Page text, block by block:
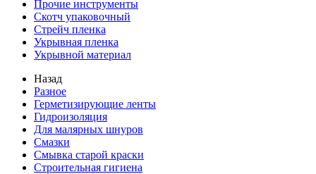
Прочие инструменты
Скотч упаковочный
Стрейч пленка
Укрывная пленка
Укрывной материал
Назад
Разное
Герметизирующие ленты
Гидроизоляция
Для малярных шнуров
Смазки
Смывка старой краски
Строительная гигиена